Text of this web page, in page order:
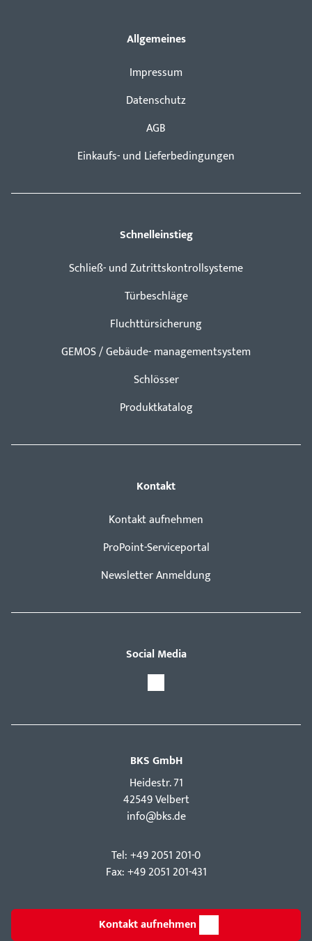
Allgemeines
Impressum
Datenschutz
AGB
Einkaufs- und Lieferbedingungen
Schnelleinstieg
Schließ- und Zutrittskontrollsysteme
Türbeschläge
Fluchttürsicherung
GEMOS / Gebäude- managementsystem
Schlösser
Produktkatalog
Kontakt
Kontakt aufnehmen
ProPoint-Serviceportal
Newsletter Anmeldung
Social Media
BKS GmbH
Hei­destr. 71
42549 Velbert
info@bks.de
Tel: +49 2051 201-0
Fax: +49 2051 201-431
Kontakt aufnehmen